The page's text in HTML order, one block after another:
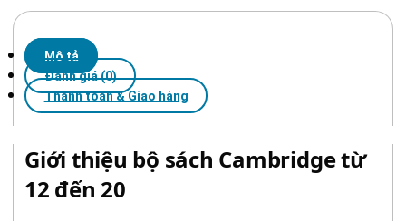
Mô tả
Đánh giá (0)
Thanh toán & Giao hàng
Giới thiệu bộ sách Cambridge từ
12 đến 20